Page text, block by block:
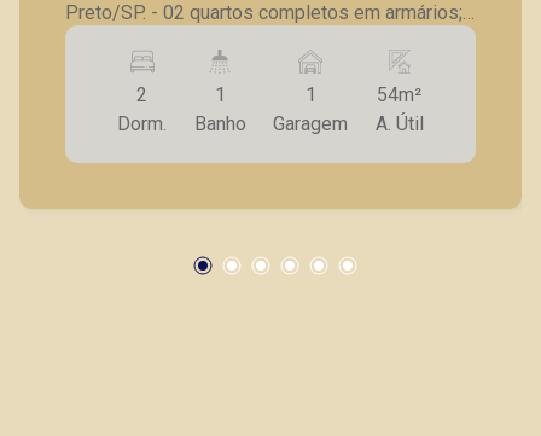
Preto/SP. - 02 quartos completos em armários; -
Banheiro social completo; - Sala ampla integrada
a varanda; - Varanda gourmet; - Ar
condicionado/ventiladores; - Cozinha planejada
com cooktop; - Área de serviço com armários; -
01 vaga de garagem coberta. A Piramid tem
agilidade e segurança, em locação, vendas de
principais lançamentos da cidade de Ribeirão
2
Dorm.
1
Banho
1
Garagem
54m²
A. Útil